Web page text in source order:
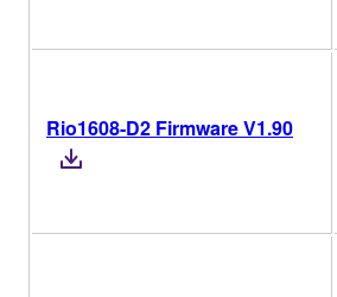
Rio1608-D2 Firmware V1.90